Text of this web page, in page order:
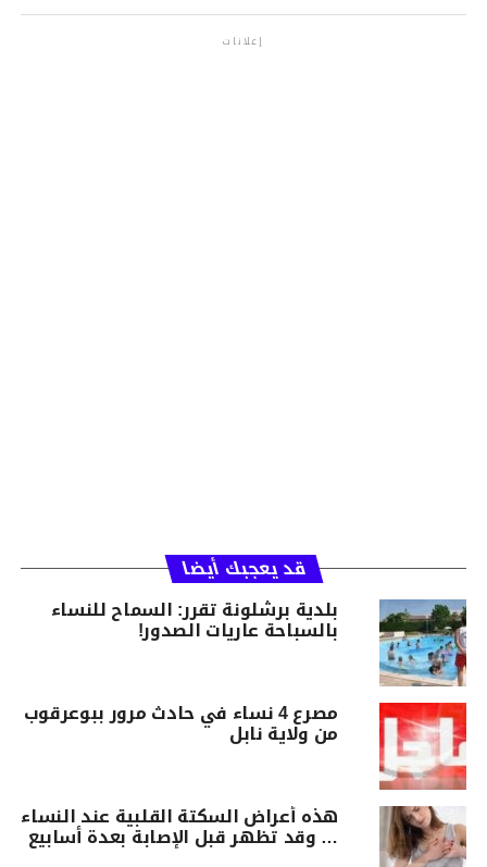
إعلانات
قد يعجبك أيضا
بلدية برشلونة تقرر: السماح للنساء
بالسباحة عاريات الصدور!
مصرع 4 نساء في حادث مرور‎ ببوعرقوب
من ولاية نابل
هذه أعراض السكتة القلبية عند النساء
… وقد تظهر قبل الإصابة بعدة أسابيع